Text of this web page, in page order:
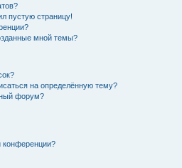
пустую страницу!
мной темы?
на определённую тему?
форум?
конференции?